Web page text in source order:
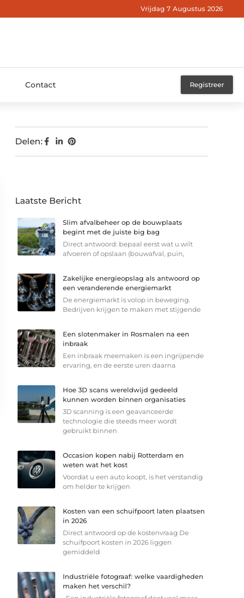
Vrijdag 7 Augustus 2026
Contact Registreer
Delen:
Laatste Bericht
Slim afvalbeheer op de bouwplaats
begint met de juiste big bag
Direct antwoord: bepaal eerst wat u wilt
afvoeren of opslaan (bouwafval, puin,
Zakelijke energieopslag als antwoord op
een veranderende energiemarkt
De energiemarkt is volop in beweging.
Bedrijven krijgen te maken met stijgende
Een slotenmaker in Rosmalen na een
inbraak
Een inbraak meemaken is een ingrijpende
ervaring, en de eerste uren daarna
Hoe 3D scans wereldwijd gedeeld
kunnen worden binnen organisaties
3D scanning is een geavanceerde
technologie die steeds meer wordt
gebruikt binnen
Occasion kopen nabij Rotterdam en
weten wat het kost
Voordat u een auto koopt, is het verstandig
om helder te krijgen
Kosten van een schuifpoort laten plaatsen
in 2026
Direct antwoord op de kostenvraag De
schuifpoort kosten in 2026 liggen
gemiddeld
Industriële fotograaf: welke vaardigheden
maken het verschil?